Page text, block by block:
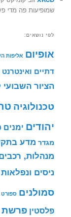
שמופיעות פה מדי
לפי נושאים:
אופיום אליפות
דתיים ואינטרנט
הציור השבועי
טכנולוגיה
יהודים ימנים
מגדר מדע
מנהלות,
ניסים ונפלאות
סמולנים ספורט
פלסטין פרשת